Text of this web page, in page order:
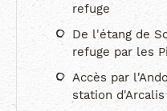
refuge
De l'étang de
refuge par les
Accès par
station d'Arcalis